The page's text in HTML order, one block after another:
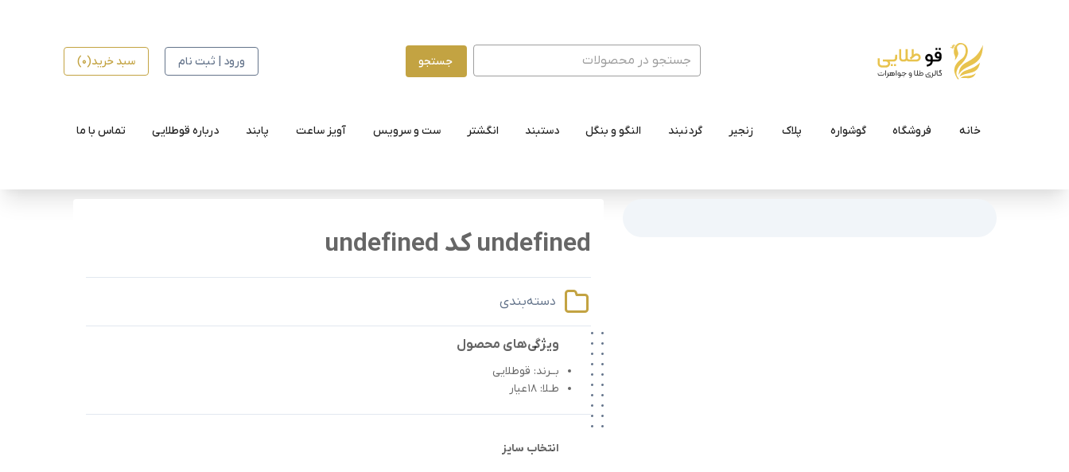
جستجو ورود | ثبت نام سبد خرید(0)
خانه فروشگاه گوشواره پلاک زنجیر گردنبند النگو و بنگل دستبند انگشتر ست و سرویس آویز ساعت پابند درباره قوطلایی تماس با ما
undefined کد undefined
دسته‌بندی
ویژگی‌های محصول
بــرند: قوطلایی
طـلا: 18عیار
انتخاب سایز